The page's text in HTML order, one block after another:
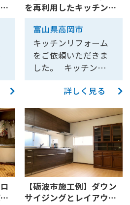
み込んだため、通常
いるキッチンパネル
などのサイズの微調
整が難しい状態でし
た。 そのため、ミリ
単位で寸法に注意を
払いました。大工さ
んに寸法通り、しっ
かり施工していただ
いたので、問題なく
設置できました。 ま
た、今回の工事では
キッチンの入れ替え
だけではなく、階段
を架け替えてキッチ
トベースのフローリ
ングに張り替えて、
一気に明るい雰囲気
になりました。 リビ
ングは壁紙の貼り換
えも行いました。 シ
ステムキッチン・ユ
ニットバス・トイレ
の交換 お客様のご友
人の勧めもあり、当
初予定から変更して
タカラスタンダード
製のシステムキッチ
ンとユニットバスを
採用しました。 キッ
チンはリフィット、
ブ」を気に入ってい
ただきました。 せ
っかくリフォームを
するなら、どちらの
良さも採用したいと
いうことで、他メー
カー同士の組み合わ
を実現させることに
なりました。また、
工事期間についても
「3日で仕上げてほし
い」というご希望も
いただきました。 お
客様の理想のキッチ
ンを最短で実現する
を再利用したキッチンリ
フォーム(クリナップ ラク
エラ)【10217】
富山県高岡市
キッチンリフォーム
をご依頼いただきま
した。 キッチンは吊
り戸棚をそのまま残
し、レンジフードと
いただきました。
床・壁も一緒にリフ
ォームしました。 キ
ッチンはクリナップ
のラクエラをお選び
いただきました。 据
え置き型のガスコン
詳しく見る
【砺波市施工例】ダウン
サイジングとレイアウト